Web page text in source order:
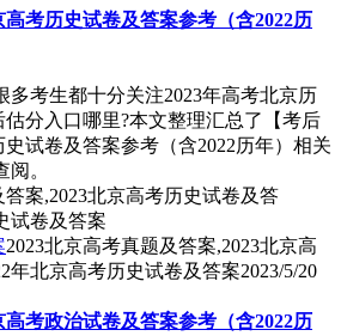
高考历史试卷及答案参考（含2022历
多考生都十分关注2023年高考北京历
分入口哪里?本文整理汇总了【考后
试卷及答案参考（含2022历年）相关
。
2023北京高考真题及答案,2023北京高
年北京高考历史试卷及答案2023/5/20
高考政治试卷及答案参考（含2022历